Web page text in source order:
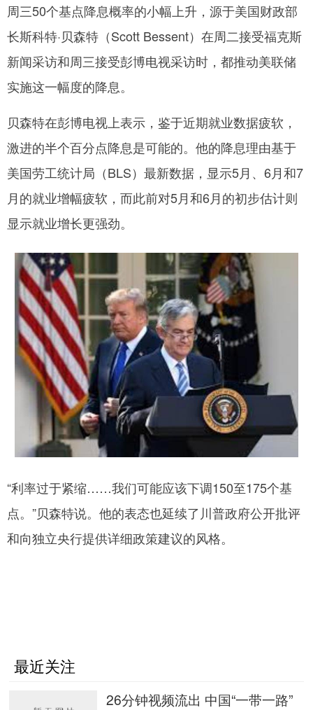
周三50个基点降息概率的小幅上升，源于美国财政部
长斯科特·贝森特（Scott Bessent）在周二接受福克斯
新闻采访和周三接受彭博电视采访时，都推动美联储
实施这一幅度的降息。
贝森特在彭博电视上表示，鉴于近期就业数据疲软，
激进的半个百分点降息是可能的。他的降息理由基于
美国劳工统计局（BLS）最新数据，显示5月、6月和7
月的就业增幅疲软，而此前对5月和6月的初步估计则
显示就业增长更强劲。
“利率过于紧缩……我们可能应该下调150至175个基
点。”贝森特说。他的表态也延续了川普政府公开批评
和向独立央行提供详细政策建议的风格。
最近关注
26分钟视频流出 中国“一带一路”